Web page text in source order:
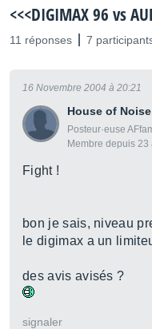
<<<DIGIMAX 96 vs
11 réponses 7
House of Noise
Posteur·euse
Membre depuis 23
16 Novembre 2004 à 20:21
Fight !
bon je sais, niveau
le digimax a un
des avis avisés ?
signaler